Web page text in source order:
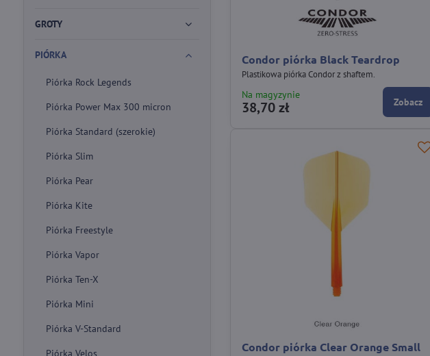
Condor piórka Black Teardrop
Plastikowa piórka Condor z shaftem.
Na magyzynie
38,70 zł Zobacz
Condor piórka Clear Orange Small
GROTY
PIÓRKA
Piórka Rock Legends
Piórka Power Max 300 micron
Piórka Standard (szerokie)
Piórka Slim
Piórka Pear
Piórka Kite
Piórka Freestyle
Piórka Vapor
Piórka Ten-X
Piórka Mini
Piórka V-Standard
Piórka Velos